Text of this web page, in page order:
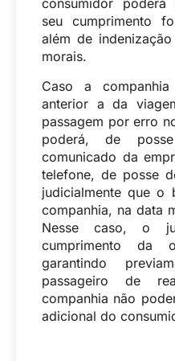
consumidor poderá
seu cumprimento
além de
morais.
Caso a
anterior a da
passagem por erro
poderá, de
comunicado da
telefone, de posse
judicialmente que o
companhia, na data
Nesse caso, o
cumprimento da
garantindo
passageiro de
companhia não
adicional do